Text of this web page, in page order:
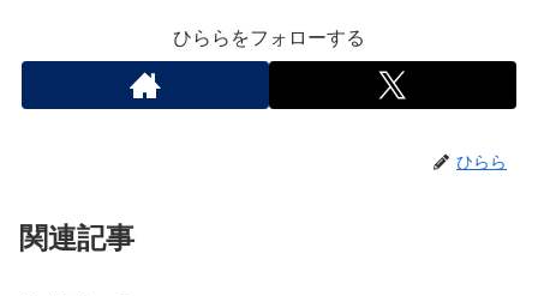
ひららをフォローする
ひらら
関連記事